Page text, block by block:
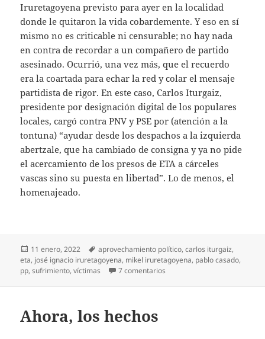
Iruretagoyena previsto para ayer en la localidad
donde le quitaron la vida cobardemente. Y eso en sí
mismo no es criticable ni censurable; no hay nada
en contra de recordar a un compañero de partido
asesinado. Ocurrió, una vez más, que el recuerdo
era la coartada para echar la red y colar el mensaje
partidista de rigor. En este caso, Carlos Iturgaiz,
presidente por designación digital de los populares
locales, cargó contra PNV y PSE por (atención a la
tontuna) “ayudar desde los despachos a la izquierda
abertzale, que ha cambiado de consigna y ya no pide
el acercamiento de los presos de ETA a cárceles
vascas sino su puesta en libertad”. Lo de menos, el
homenajeado.
Publicado
el
11 enero, 2022 Etiquetas
aprovechamiento político,carlos iturgaiz,
eta, josé ignacio iruretagoyena, mikel iruretagoyena, pablo casado,
pp,sufrimiento,víctimas 7 comentarios
Ahora, los hechos